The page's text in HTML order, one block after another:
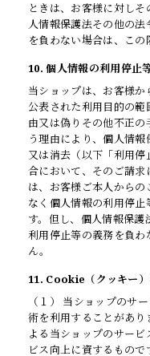
ときは、お客様に対し
人情報保護法その他の
を負わない場合は、この
10. 個人情報の利用停止
当ショップは、お客様
公表された利用目的の
由又は偽りその他不正
う理由により、個人情
又は消去（以下「利用
合において、そのご請
は、お客様ご本人から
なく個人情報の利用停
す。但し、個人情報保
利用停止等の義務を負
ん。
11. Cookie（クッキー
（１） 当ショップのサ
術を利用することがあり
よる当ショップのサー
ビス向上に資するもの